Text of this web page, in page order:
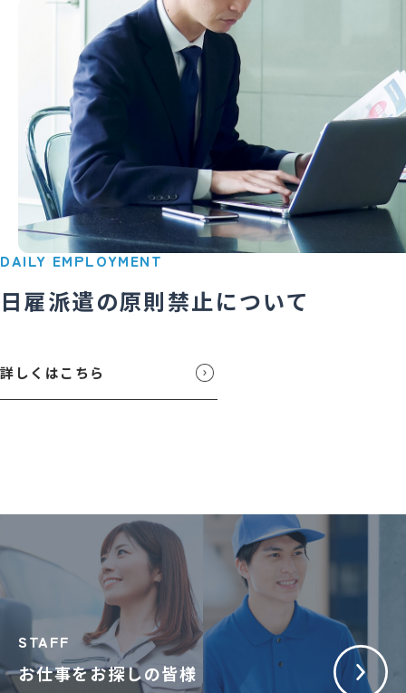
ご請求締め日より1ヶ月以内にてお支払いをお願い致し
ます。先払いの人件費の為 1ヶ月サイトでのお取引はど
なた様にもお願いしています。
日雇派遣の原則禁止について
DAILY EMPLOYMENT
詳しくはこちら
お仕事をお探しの皆様
STAFF